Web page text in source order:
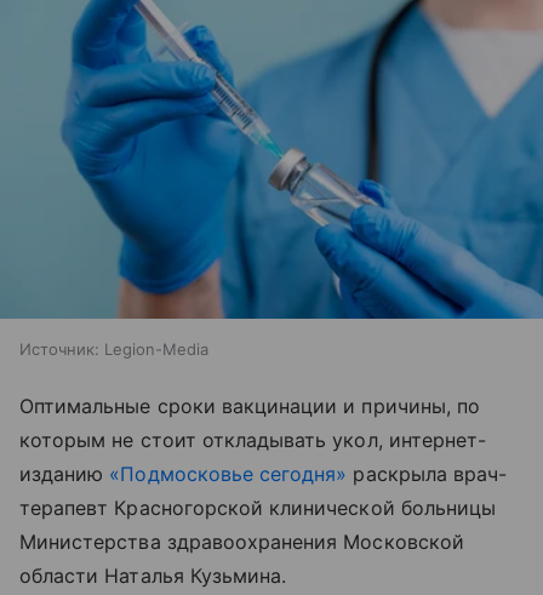
Источник: Legion-Media
Оптимальные сроки вакцинации и причины, по
которым не стоит откладывать укол, интернет-
изданию «Подмосковье сегодня» раскрыла врач-
терапевт Красногорской клинической больницы
Министерства здравоохранения Московской
области Наталья Кузьмина.